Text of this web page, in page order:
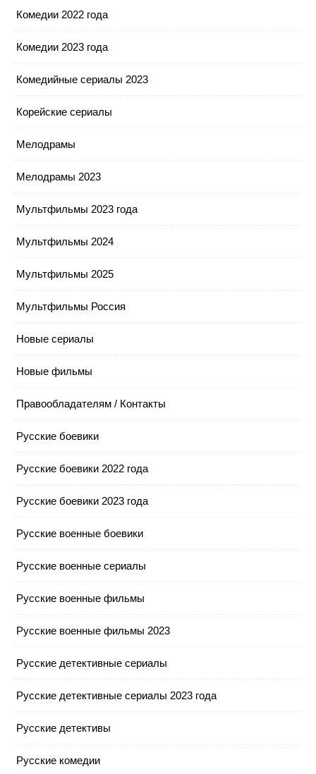
Комедии 2022 года
Комедии 2023 года
Комедийные сериалы 2023
Корейские сериалы
Мелодрамы
Мелодрамы 2023
Мультфильмы 2023 года
Мультфильмы 2024
Мультфильмы 2025
Мультфильмы Россия
Новые сериалы
Новые фильмы
Правообладателям / Контакты
Русские боевики
Русские боевики 2022 года
Русские боевики 2023 года
Русские военные боевики
Русские военные сериалы
Русские военные фильмы
Русские военные фильмы 2023
Русские детективные сериалы
Русские детективные сериалы 2023 года
Русские детективы
Русские комедии